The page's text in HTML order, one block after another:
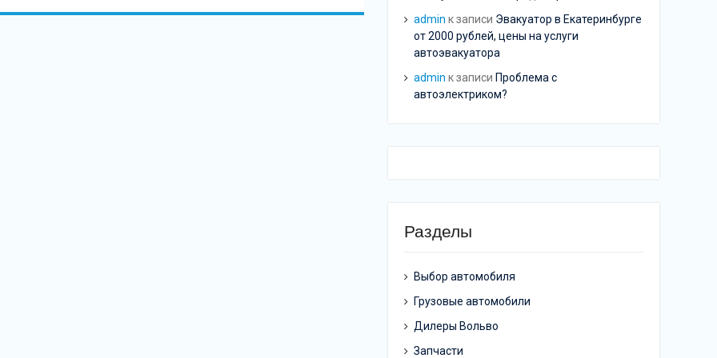
admin к записи Эвакуатор в Екатеринбурге
от 2000 рублей, цены на услуги
автоэвакуатора
admin к записи Проблема с
автоэлектриком?
Разделы
Выбор автомобиля
Грузовые автомобили
Дилеры Вольво
Запчасти